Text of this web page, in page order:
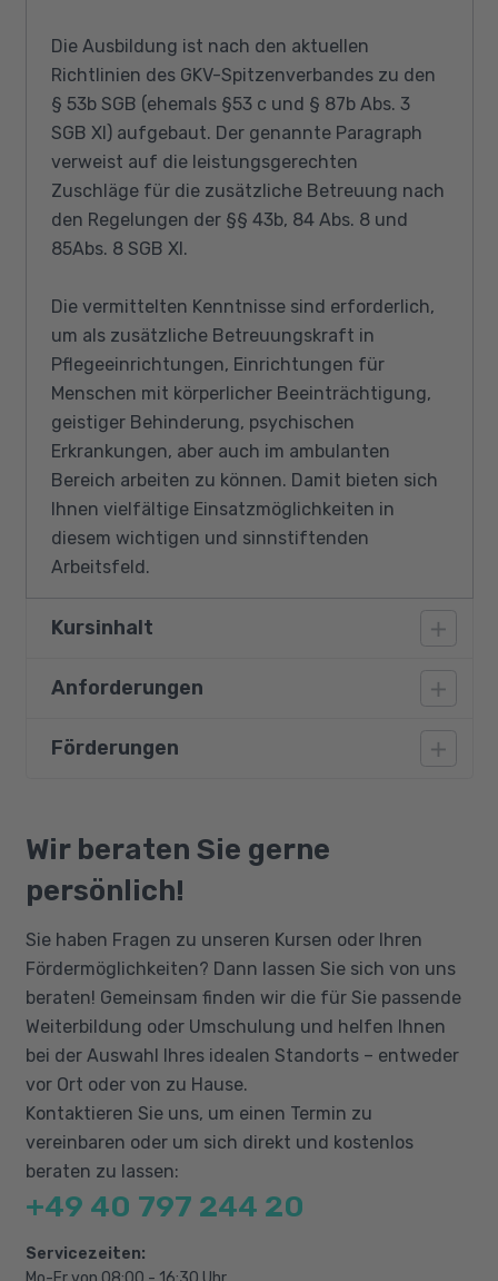
Die Ausbildung ist nach den aktuellen
Richtlinien des GKV-Spitzenverbandes zu den
§ 53b SGB (ehemals §53 c und § 87b Abs. 3
SGB XI) aufgebaut. Der genannte Paragraph
verweist auf die leistungsgerechten
Zuschläge für die zusätzliche Betreuung nach
den Regelungen der §§ 43b, 84 Abs. 8 und
85Abs. 8 SGB XI.
Die vermittelten Kenntnisse sind erforderlich,
um als zusätzliche Betreuungskraft in
Pflegeeinrichtungen, Einrichtungen für
Menschen mit körperlicher Beeinträchtigung,
geistiger Behinderung, psychischen
Erkrankungen, aber auch im ambulanten
Bereich arbeiten zu können. Damit bieten sich
Ihnen vielfältige Einsatzmöglichkeiten in
diesem wichtigen und sinnstiftenden
Arbeitsfeld.
Kursinhalt
Grundkenntnisse der Kommunikation und
Beeinträchtigungen, Demenz, psychischen
Erkrankungen, geistigen Behinderungen
sowie somatischen Erkrankungen (z. B.
Diabetes, degenerative Erkrankungen des
Bewegungsapparats) und deren
Behandlungsmöglichkeiten
Grundkenntnisse in Pflege und
Pflegedokumentation, z. B. Hilfen bei
Nahrungsaufnahme, Umgang mit
Inkontinenz, Schmerzen, Wunden und
Hygieneanforderungen
Erste-Hilfe-Kurs und Verhalten bei Notfällen
Vertiefung der Kenntnisse zu Verhalten,
Kommunikation und Umgang mit
Rechtskunde: Richtlinien, Haftungsrecht,
Anforderungen
Sie müssen sich in einem mindestens
Ihnen die Arbeit mit demenzerkrankten,
körperlich beeinträchtigten oder geistig
behinderten Menschen Freude bereitet. Gute
PC-Grundkenntnisse sollten Sie mitbringen.
Förderungen
Qualifizierungschancengesetz
Berufliche Rehabilitation
Wir beraten Sie gerne
persönlich!
Sie haben Fragen zu unseren Kursen oder Ihren
Fördermöglichkeiten? Dann lassen Sie sich von uns
beraten! Gemeinsam finden wir die für Sie passende
Weiterbildung oder Umschulung und helfen Ihnen
bei der Auswahl Ihres idealen Standorts – entweder
vor Ort oder von zu Hause.
Kontaktieren Sie uns, um einen Termin zu
vereinbaren oder um sich direkt und kostenlos
beraten zu lassen:
+49 40 797 244 20
Servicezeiten: